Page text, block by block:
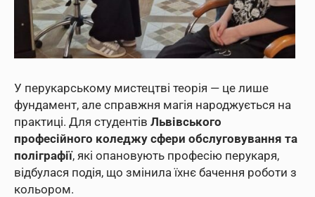
У перукарському мистецтві теорія — це лише
фундамент, але справжня магія народжується на
практиці. Для студентів Львівського
професійного коледжу сфери обслуговування та
поліграфії, які опановують професію перукаря,
відбулася подія, що змінила їхнє бачення роботи з
кольором.